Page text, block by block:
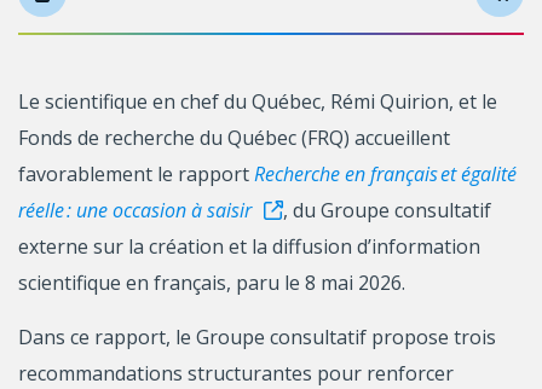
Le scientifique en chef du Québec, Rémi Quirion, et le
Fonds de recherche du Québec (FRQ) accueillent
favorablement le rapportRecherche en français et égalité
réelle : une occasion à saisir
, du Groupe consultatif
externe sur la création et la diffusion d’information
scientifique en français, paru le 8 mai 2026.
Dans ce rapport, le Groupe consultatif propose trois
recommandations structurantes pour renforcer